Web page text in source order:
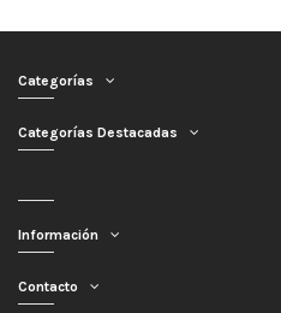
Categorías
Categorías Destacadas
Información
Contacto